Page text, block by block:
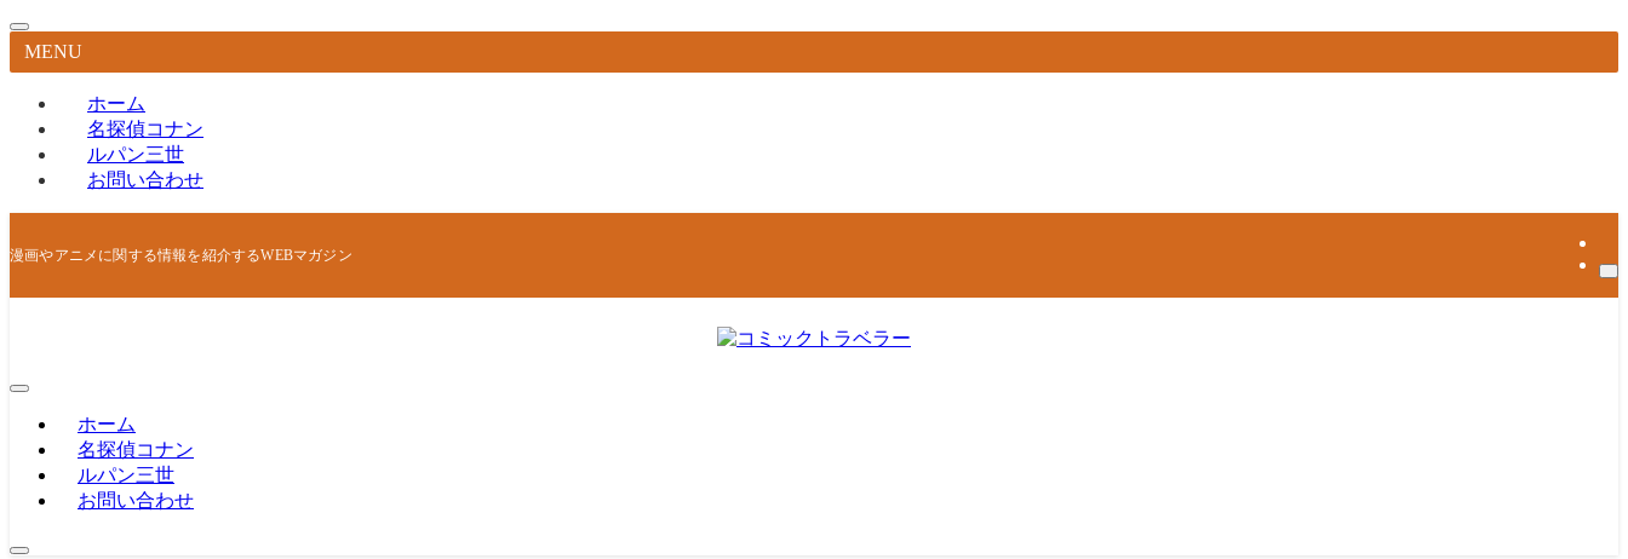
MENU
ホーム
名探偵コナン
ルパン三世
お問い合わせ
漫画やアニメに関する情報を紹介するWEBマガジン
ホーム
名探偵コナン
ルパン三世
お問い合わせ